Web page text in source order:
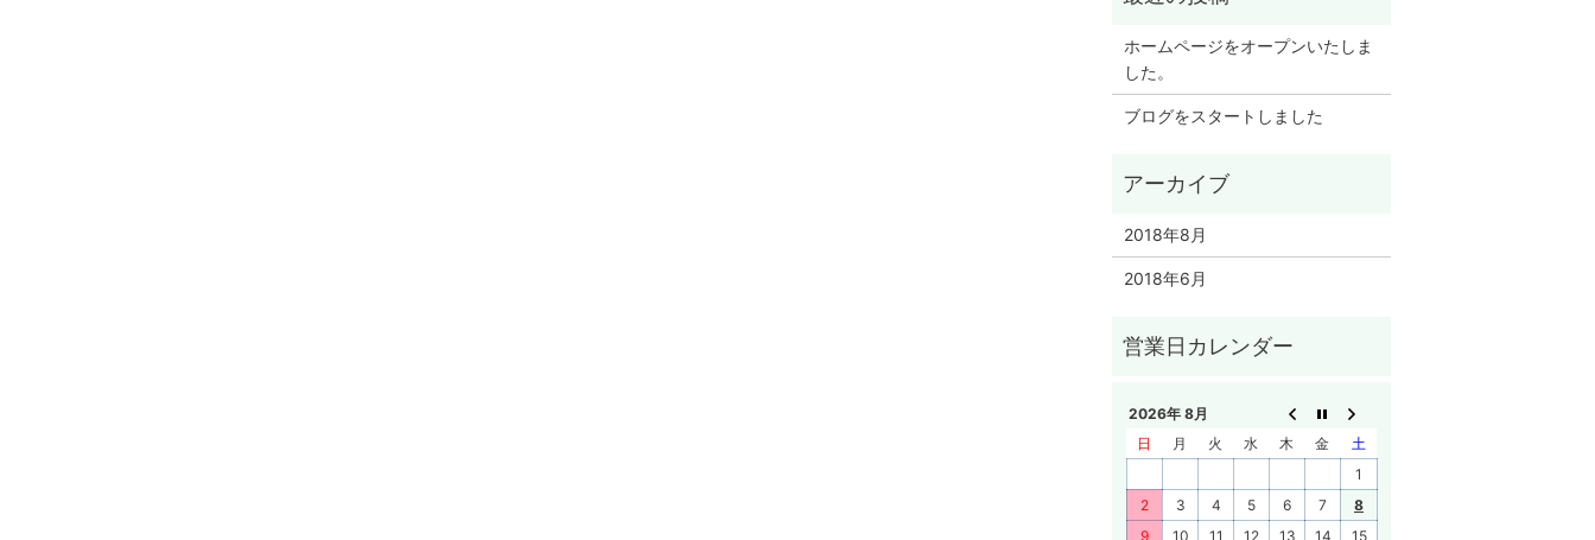
ホームページをオープンいたしま
した。
ブログをスタートしました
2018年8月
2018年6月
2026年 8月
日
月 火 水 木 金
土
1
2
3 4 5 6 7
8
9
10 11 12 13 14 15